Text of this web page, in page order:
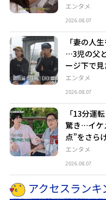
エンタメ
2026.08.07
エンタメ
「妻の人
…3児の父
ージ下で
2026.08.07
エンタメ
「13分運
驚き…イケ
点”をさら
2026.08.07
アクセスランキ